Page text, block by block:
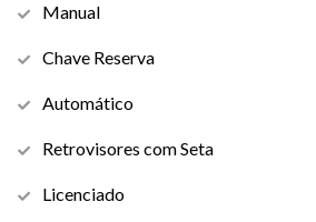
Manual
Chave Reserva
Automático
Retrovisores com Seta
Licenciado